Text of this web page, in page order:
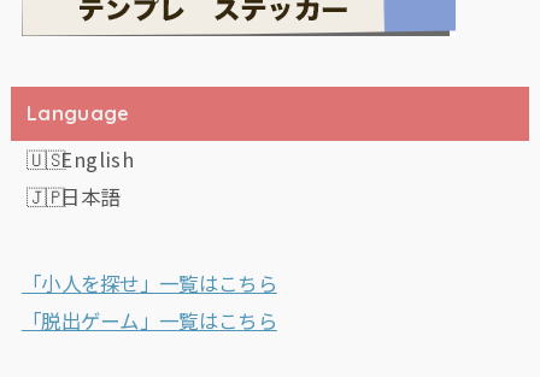
Language
English
日本語
「小人を探せ」一覧はこちら
「脱出ゲーム」一覧はこちら